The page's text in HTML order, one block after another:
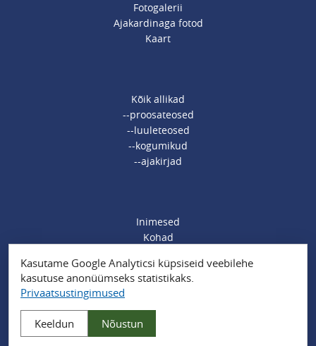
Fotogalerii
Ajakardinaga fotod
Kaart
Kõik allikad
--proosateosed
--luuleteosed
--kogumikud
--ajakirjad
Inimesed
Kohad
Organisatsioonid
Sündmused
Muud märksõnad
Privaatsustingimused
Kasutame Google Analyticsi küpsiseid veebilehe
kasutuse anonüümseks statistikaks.
Privaatsustingimused
Keeldun Nõustun